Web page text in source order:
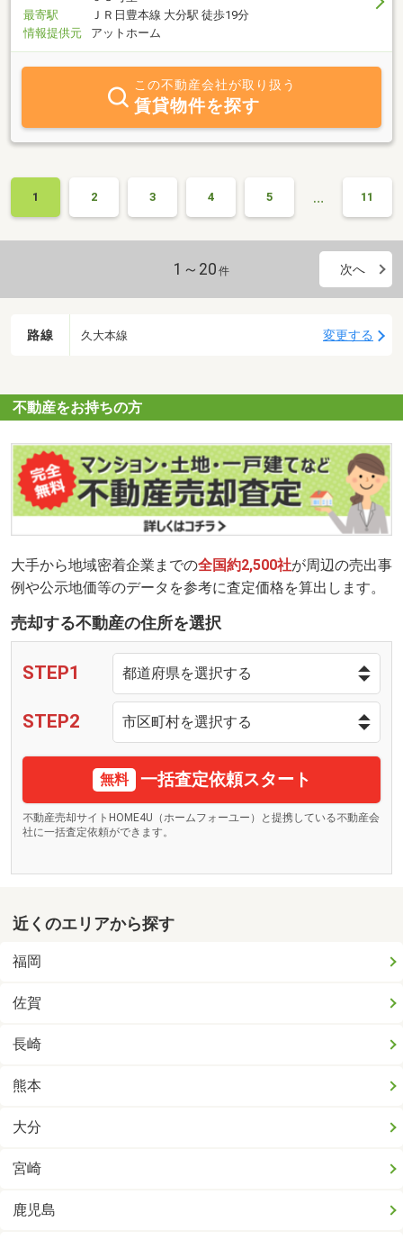
最寄駅
ＪＲ日豊本線 大分駅 徒歩19分
情報提供元
アットホーム
この不動産会社が取り扱う
賃貸物件を探す
1 2 3 4 5 … 11
1～20 件 次へ
路線 久大本線 変更する
不動産をお持ちの方
大手から地域密着企業までの全国約2,500社が周辺の売出事
例や公示地価等のデータを参考に査定価格を算出します。
売却する不動産の住所を選択
STEP1
STEP2
無料 一括査定依頼スタート
不動産売却サイトHOME4U（ホームフォーユー）と提携している不動産会
社に一括査定依頼ができます。
近くのエリアから探す
福岡
佐賀
長崎
熊本
大分
宮崎
鹿児島